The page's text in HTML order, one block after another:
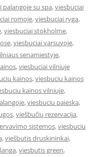
palangoje su spa,viesbuciai
romoje,viesbuciai ryga,
,viesbuciai stokholme,
,viesbuciai varsuvoje,
senamiestyje,
,viesbuciai vilniuje
kainos,viesbuciu kainos
kainos vilniuje,
,viesbuciu paieska,
,viešbučių rezervacija,
sistemos,viesbuciu
,viešbutis druskininkai,
,viesbutis green,